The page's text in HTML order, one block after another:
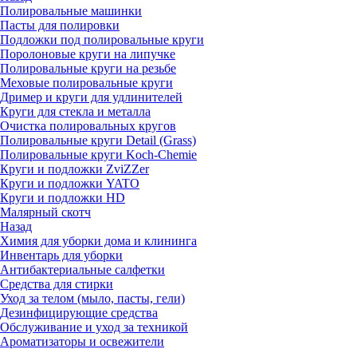
Полировальные машинки
Пасты для полировки
Подложки под полировальные круги
Поролоновые круги на липучке
Полировальные круги на резьбе
Меховые полировальные круги
Дример и круги для удлинителей
Круги для стекла и металла
Очистка полировальных кругов
Полировальные круги Detail (Grass)
Полировальные круги Koch-Chemie
Круги и подложки ZviZZer
Круги и подложки YATO
Круги и подложки HD
Малярный скотч
Назад
Химия для уборки дома и клининга
Инвентарь для уборки
Антибактериальные салфетки
Средства для стирки
Уход за телом (мыло, пасты, гели)
Дезинфицирующие средства
Обслуживание и уход за техникой
Ароматизаторы и освежители